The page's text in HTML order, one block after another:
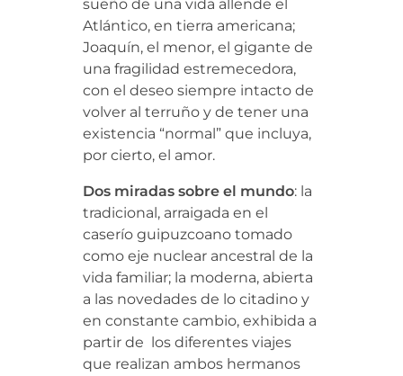
sueño de una vida allende el
Atlántico, en tierra americana;
Joaquín, el menor, el gigante de
una fragilidad estremecedora,
con el deseo siempre intacto de
volver al terruño y de tener una
existencia “normal” que incluya,
por cierto, el amor.
Dos miradas sobre el mundo: la
tradicional, arraigada en el
caserío guipuzcoano tomado
como eje nuclear ancestral de la
vida familiar; la moderna, abierta
a las novedades de lo citadino y
en constante cambio, exhibida a
partir de los diferentes viajes
que realizan ambos hermanos